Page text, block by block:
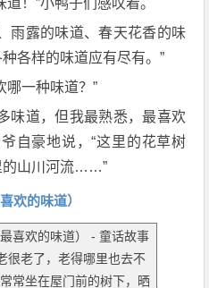
！”小鸭子们感叹着。
雨露的味道、春天花香的味
各样的味道应有尽有。”
哪一种味道？”
味道，但我最熟悉，最喜欢
自豪地说，“这里的花草树
的山川河流……”
欢的味道）